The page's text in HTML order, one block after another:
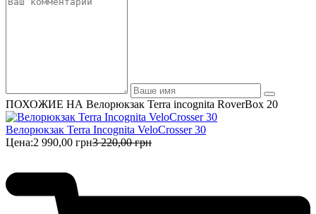
ПОХОЖИЕ НА Велорюкзак Terra incognita RoverBox 20
Велорюкзак Terra Incognita VeloCrosser 30
Цена:2 990,00 грн3 220,00 грн